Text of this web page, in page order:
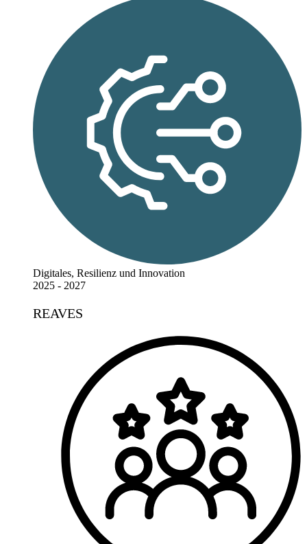
Digitales, Resilienz und Innovation
2025 - 2027
REAVES